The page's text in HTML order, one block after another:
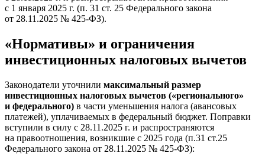
с 1 января 2025 г. (п. 31 ст. 25 Федерального закона
от 28.11.2025 № 425-ФЗ).
«Нормативы» и ограничения
инвестиционных налоговых вычетов
Законодатели уточнили максимальный размер
инвестиционных налоговых вычетов («регионального»
и федерального) в части уменьшения налога (авансовых
платежей), уплачиваемых в федеральный бюджет. Поправки
вступили в силу с 28.11.2025 г. и распространяются
на правоотношения, возникшие с 2025 года (п.31 ст.25
Федерального закона от 28.11.2025 № 425-ФЗ):